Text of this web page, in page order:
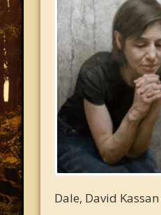
Dale, David Kassan